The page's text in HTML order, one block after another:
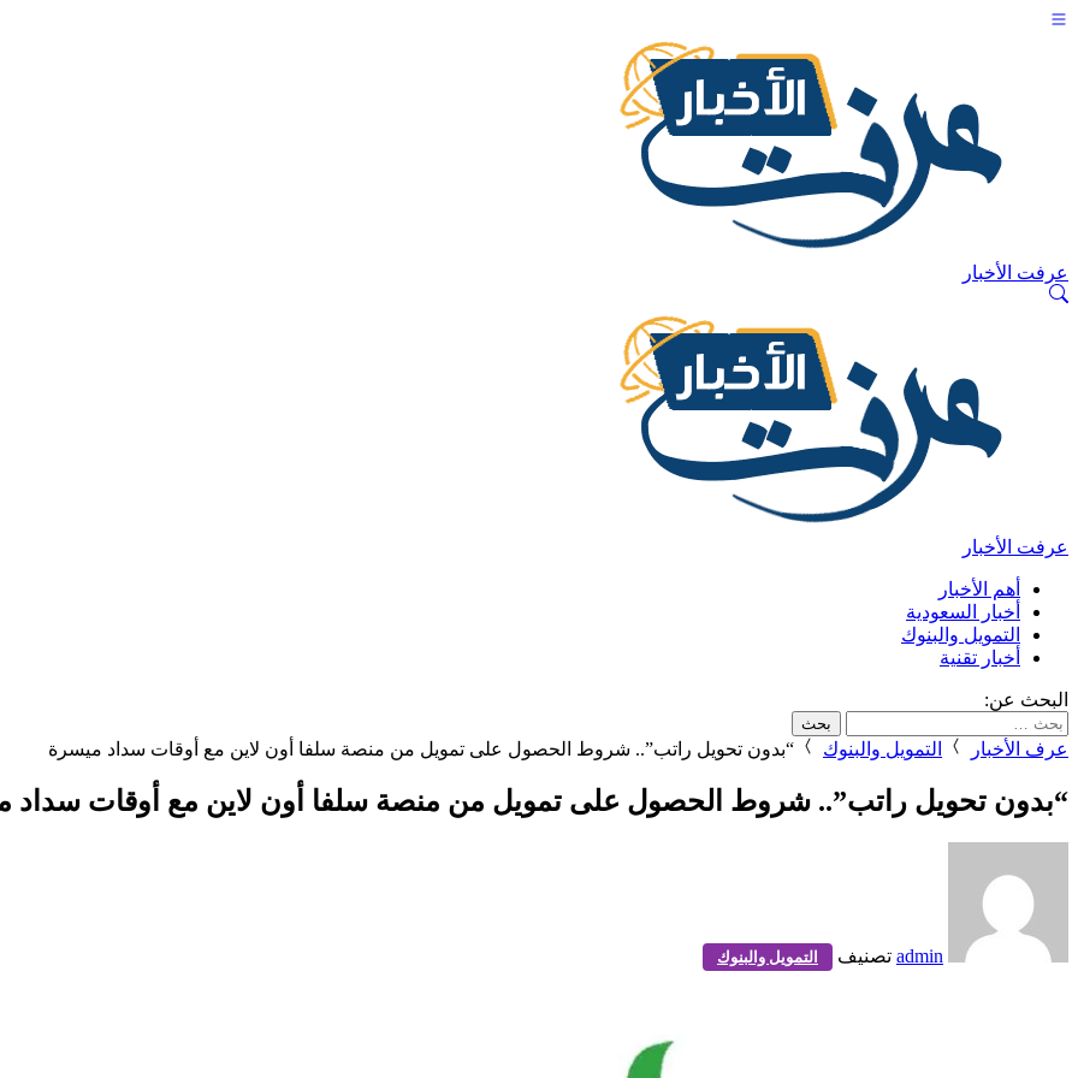
عرفت الأخبار
عرفت الأخبار
أهم الأخبار
أخبار السعودية
التمويل والبنوك
أخبار تقنية
البحث عن:
عرف الأخبار التمويل والبنوك “بدون تحويل راتب”.. شروط الحصول على تمويل من منصة سلفا أون لاين مع أوقات سداد ميسرة
“بدون تحويل راتب”.. شروط الحصول على تمويل من منصة سلفا أون لاين مع أوقات سداد
admin تصنيف التمويل والبنوك